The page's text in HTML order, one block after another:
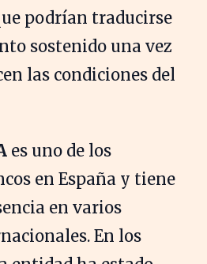
podrían traducirse
sostenido una vez
las condiciones del
es uno de los
en España y tiene
en varios
En los